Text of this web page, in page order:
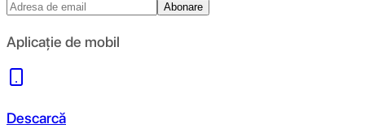
Abonare
Aplicație de mobil
Descarcă